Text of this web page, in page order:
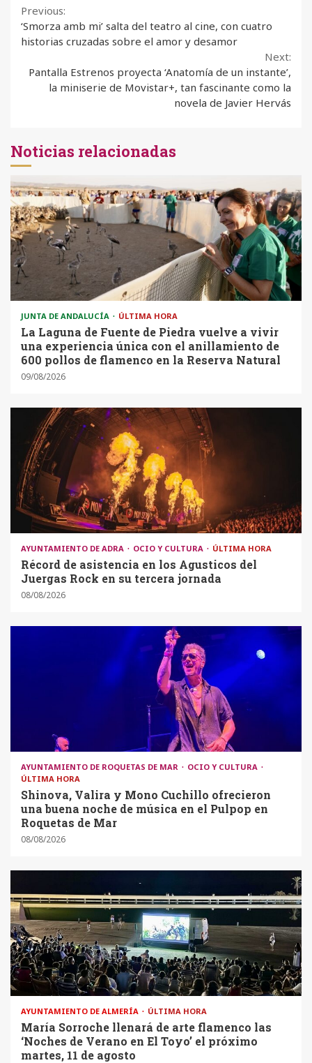
Continue
Reading
Previous:
‘Smorza amb mi’ salta del teatro al cine, con cuatro
historias cruzadas sobre el amor y desamor
Next:
Pantalla Estrenos proyecta ‘Anatomía de un instante’,
la miniserie de Movistar+, tan fascinante como la
novela de Javier Hervás
Noticias relacionadas
JUNTA DE ANDALUCÍA ÚLTIMA HORA
La Laguna de Fuente de Piedra vuelve a vivir
una experiencia única con el anillamiento de
600 pollos de flamenco en la Reserva Natural
09/08/2026
AYUNTAMIENTO DE ADRA OCIO Y CULTURA ÚLTIMA HORA
Récord de asistencia en los Agusticos del
Juergas Rock en su tercera jornada
08/08/2026
AYUNTAMIENTO DE ROQUETAS DE MAR
OCIO Y CULTURA
ÚLTIMA HORA
Shinova, Valira y Mono Cuchillo ofrecieron
una buena noche de música en el Pulpop en
Roquetas de Mar
08/08/2026
AYUNTAMIENTO DE ALMERÍA ÚLTIMA HORA
María Sorroche llenará de arte flamenco las
‘Noches de Verano en El Toyo’ el próximo
martes, 11 de agosto